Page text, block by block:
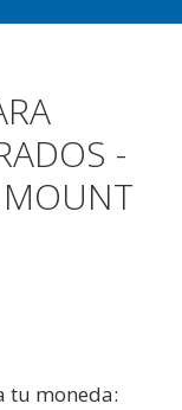
-
tu moneda: